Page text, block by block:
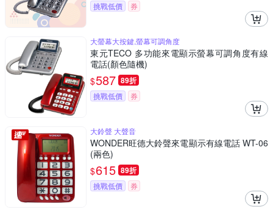
挑戰低價 券
大螢幕大按鍵,螢幕可調角度
東元TECO 多功能來電顯示螢幕可調角度有線
電話(顏色隨機)
$587 89折
挑戰低價 券
大鈴聲 大聲音
WONDER旺德大鈴聲來電顯示有線電話 WT-06
(兩色)
$615 89折
挑戰低價 券